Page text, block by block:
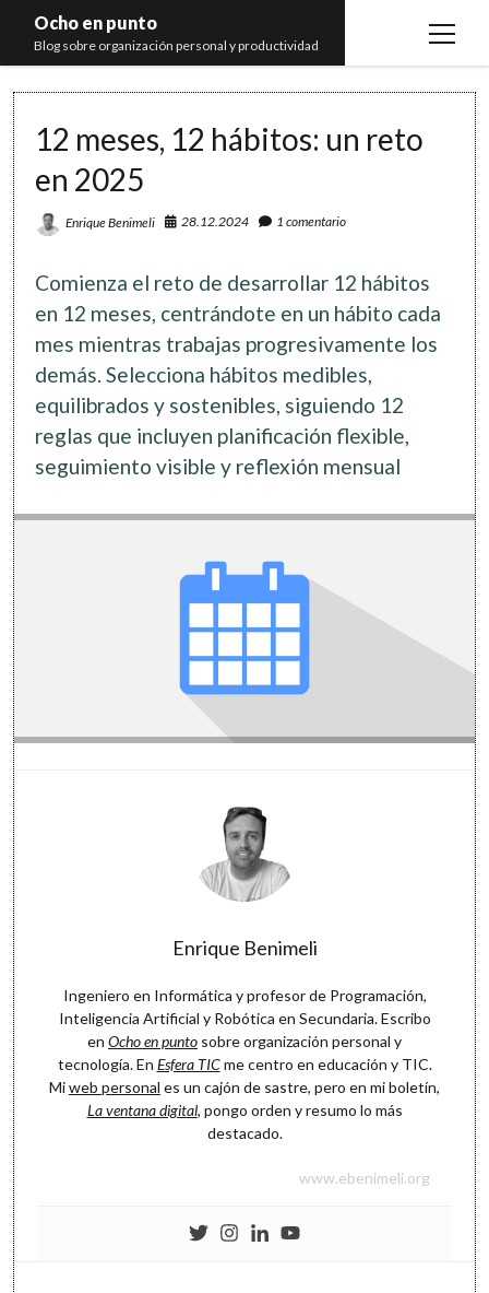
Ocho en punto
Blog sobre organización personal y productividad
open
Libros
Recomendaciones
12 meses, 12 hábitos: un reto
en 2025
Enrique Benimeli 28.12.2024 1 comentario
Comienza el reto de desarrollar 12 hábitos
en 12 meses, centrándote en un hábito cada
mes mientras trabajas progresivamente los
demás. Selecciona hábitos medibles,
equilibrados y sostenibles, siguiendo 12
reglas que incluyen planificación flexible,
seguimiento visible y reflexión mensual
Enrique Benimeli
Ingeniero en Informática y profesor de Programación,
Inteligencia Artificial y Robótica en Secundaria. Escribo
en Ocho en punto sobre organización personal y
tecnología. En Esfera TICme centro en educación y TIC.
Miweb personal es un cajón de sastre, pero en mi boletín,
La ventana digital, pongo orden y resumo lo más
destacado.
www.ebenimeli.org